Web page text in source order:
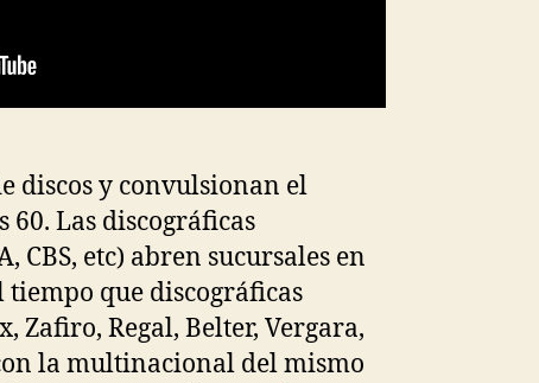
discos y convulsionan el
60. Las discográficas
CBS, etc) abren sucursales en
que discográficas
Zafiro, Regal, Belter, Vergara,
la multinacional del mismo